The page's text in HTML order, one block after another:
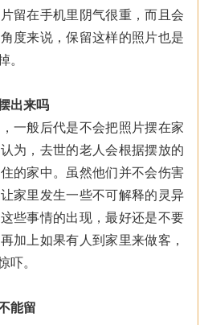
留在手机里阴气很重，而且会
度来说，保留这样的照片也是
。
出来吗
般后代是不会把照片摆在家
为，去世的老人会根据摆放的
的家中。虽然他们并不会伤害
家里发生一些不可解释的灵异
些事情的出现，最好还是不要
加上如果有人到家里来做客，
吓。
能留